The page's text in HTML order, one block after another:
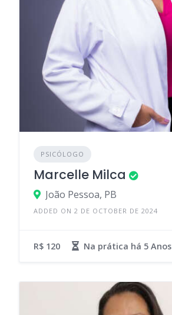
PSICÓLOGO
Marcelle Milca
João Pessoa, PB
ADDED ON 2 DE OCTOBER DE 2024
R$ 120 Na prática há 5 Anos